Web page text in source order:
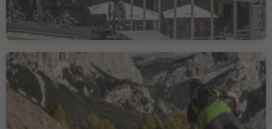
0 m
Wzlot
0.0 m
odległość
Bike Beats - Alta Badia
Trails
Corvara/Corvara, Corvara, Dolomites Region Alta Badia